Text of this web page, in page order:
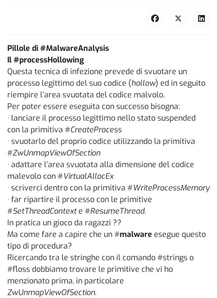
Pillole di #MalwareAnalysis
Il #processHollowing
Questa tecnica di infezione prevede di svuotare un
processo legittimo del suo codice (hollow) ed in seguito
riempire l’area svuotata del codice malvolo.
Per poter essere eseguita con successo bisogna:
· lanciare il processo legittimo nello stato suspended
con la primitiva #CreateProcess
· svuotarlo del proprio codice utilizzando la primitiva
#ZwUnmapViewOfSection
· adattare l’area svuotata alla dimensione del codice
malevolo con #VirtualAllocEx
· scriverci dentro con la primitiva #WriteProcessMemory
· far ripartire il processo con le primitive
#SetThreadContexte #ResumeThread.
In pratica un gioco da ragazzi ??
Ma come fare a capire che un #malware esegue questo
tipo di procedura?
Ricercando tra le stringhe con il comando #strings o
#floss dobbiamo trovare le primitive che vi ho
menzionato prima, in particolare
ZwUnmapViewOfSection.